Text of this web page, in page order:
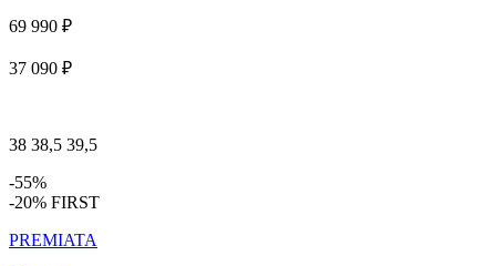
69 990 ₽
37 090 ₽
38 38,5 39,5
-55%
-20% FIRST
PREMIATA